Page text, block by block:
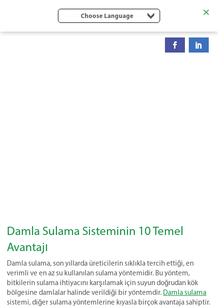
Choose Language
Damla Sulama Sisteminin 10 Temel
Avantajı
Damla sulama, son yıllarda üreticilerin sıklıkla tercih ettiği, en
verimli ve en az su kullanılan sulama yöntemidir. Bu yöntem,
bitkilerin sulama ihtiyacını karşılamak için suyun doğrudan kök
bölgesine damlalar halinde verildiği bir yöntemdir. Damla sulama
sistemi, diğer sulama yöntemlerine kıyasla birçok avantaja sahiptir.